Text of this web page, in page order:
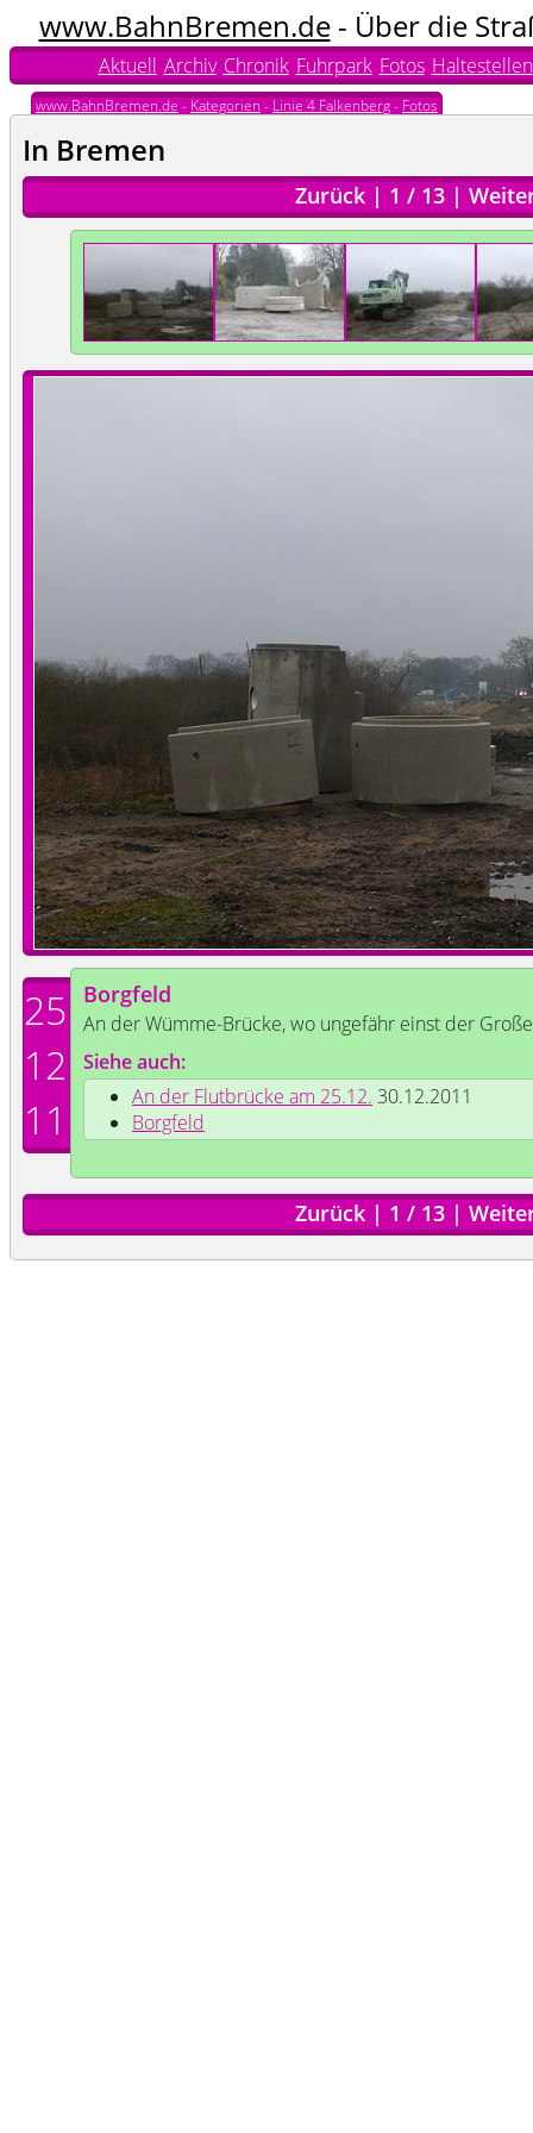
www.BahnBremen.de- Über die
Aktuell Archiv Chronik Fuhrpark Fotos Haltestellen
www.BahnBremen.de - Kategorien - Linie 4 Falkenberg- Fotos
In Bremen
Zurück | 1 / 13 |
25
12
11
Borgfeld
An der Wümme-Brücke, wo ungefähr einst der
Siehe auch:
An der Flutbrücke am 25.12. 30.12.2011
Borgfeld
Zurück | 1 / 13 |